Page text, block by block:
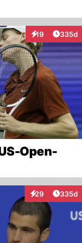
19
Interaktionen
335d
Open-
29
Interaktionen
335d